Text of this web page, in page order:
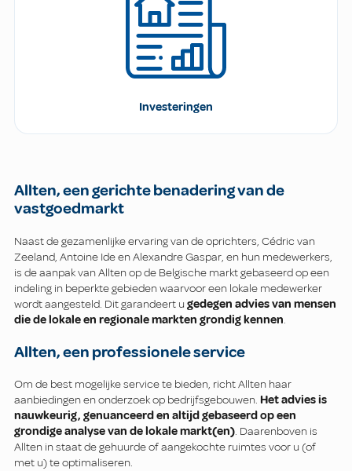
Investeringen
Allten, een gerichte benadering van de
vastgoedmarkt
Naast de gezamenlijke ervaring van de oprichters, Cédric van
Zeeland, Antoine Ide en Alexandre Gaspar, en hun medewerkers,
is de aanpak van Allten op de Belgische markt gebaseerd op een
indeling in beperkte gebieden waarvoor een lokale medewerker
wordt aangesteld. Dit garandeert u gedegen advies van mensen
die de lokale en regionale markten grondig kennen.
Allten, een professionele service
Om de best mogelijke service te bieden, richt Allten haar
aanbiedingen en onderzoek op bedrijfsgebouwen. Het advies is
nauwkeurig, genuanceerd en altijd gebaseerd op een
grondige analyse van de lokale markt(en). Daarenboven is
Allten in staat de gehuurde of aangekochte ruimtes voor u (of
met u) te optimaliseren.